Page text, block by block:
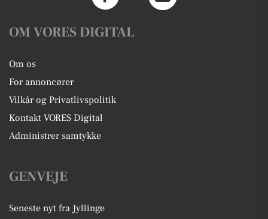
OM VORES DIGITAL
Om os
For annoncører
Vilkår og Privatlivspolitik
Kontakt VORES Digital
Administrer samtykke
GENVEJE
Seneste nyt fra Jyllinge